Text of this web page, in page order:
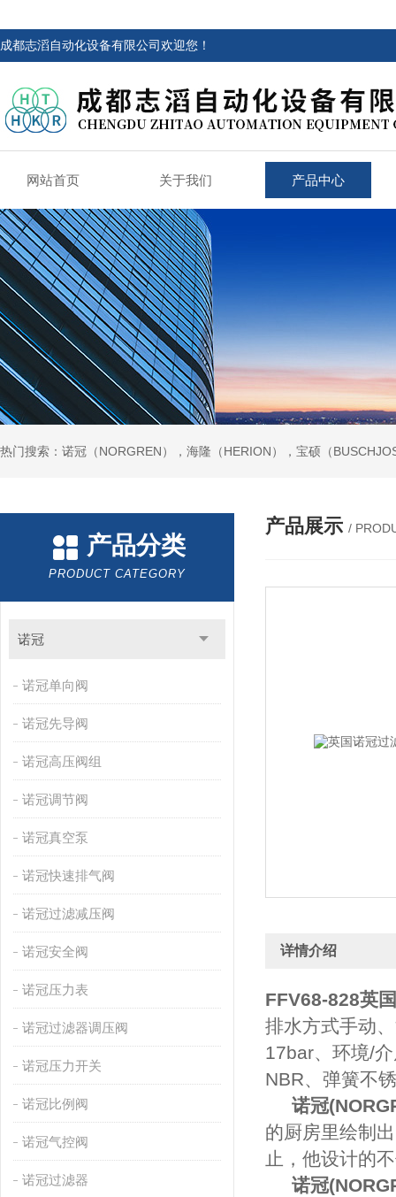
成都志滔自动化设备有限公司欢迎您！
网站首页 关于我们 产品中心
热门搜索：诺冠（NORGREN），海隆（HERION），宝硕（
产品分类
PRODUCT CATEGORY
诺冠
诺冠单向阀
诺冠先导阀
诺冠高压阀组
诺冠调节阀
诺冠真空泵
诺冠快速排气阀
诺冠过滤减压阀
诺冠安全阀
诺冠压力表
诺冠过滤器调压阀
诺冠压力开关
诺冠比例阀
诺冠气控阀
诺冠过滤器
产品展示 /
详情介绍
FFV68-828英
排水方式手动
17bar、环境/
NBR、弹簧不
诺冠
的厨房里绘制
止，他设计的
诺冠